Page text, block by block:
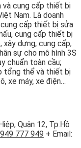
và cung cấp thiết bị
Nam. Là doanh
cấp thiết bị sửa
cung cấp thiết bị
xây dựng, cung cấp,
sự cho mô hình 3S
chuẩn toàn cầu;
tổng thể và thiết bị
xe máy, xe điện…
Quận 12, Tp.Hồ
777 949 + Email: